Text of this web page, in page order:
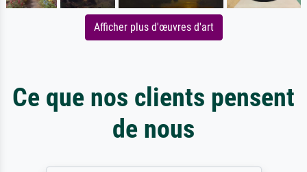
Afficher plus d'œuvres d'art
Ce que nos clients pensent
de nous